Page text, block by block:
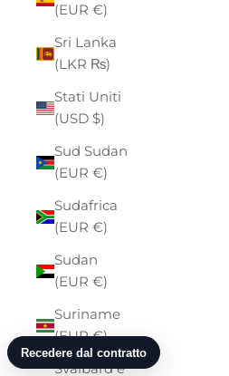
(EUR €)
Sri Lanka
(LKR ₨)
Stati Uniti
(USD $)
Sud Sudan
(EUR €)
Sudafrica
(EUR €)
Sudan
(EUR €)
Suriname
(EUR €)
Svalbard e